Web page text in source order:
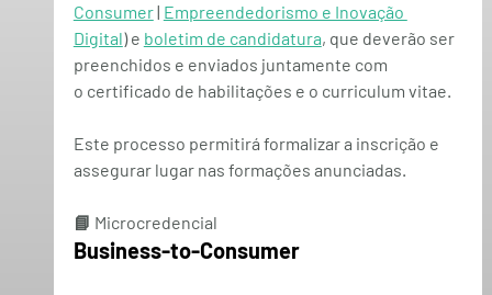
Consumer | Empreendedorismo e Inovação
Digital) e boletim de candidatura, que deverão ser
preenchidos e enviados juntamente com
o certificado de habilitações e o curriculum vitae.
Este processo permitirá formalizar a inscrição e
assegurar lugar nas formações anunciadas.
📘 Microcredencial
Business-to-Consumer